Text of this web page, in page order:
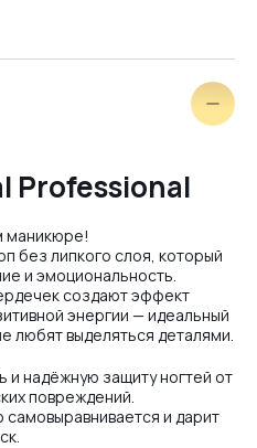
Professional
маникюре!
без липкого слоя, который
и эмоциональность.
создают эффект
энергии — идеальный
любят выделяться деталями.
и надёжную защиту ногтей от
повреждений.
самовыравнивается и дарит